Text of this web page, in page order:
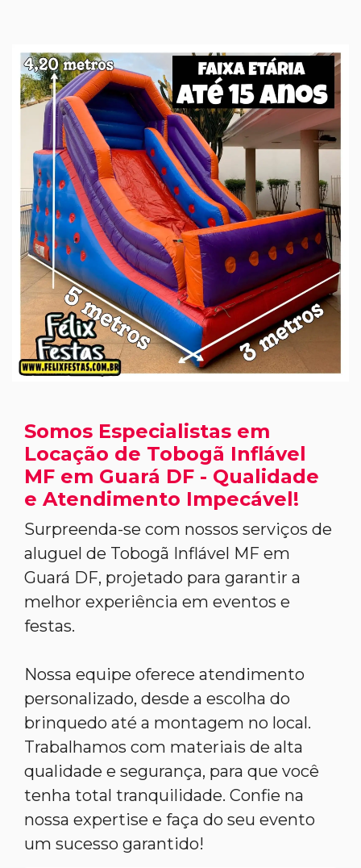
Somos Especialistas em
Locação de Tobogã Inflável
MF em Guará DF - Qualidade
e Atendimento Impecável!
Surpreenda-se com nossos serviços de
aluguel de Tobogã Inflável MF em
Guará DF, projetado para garantir a
melhor experiência em eventos e
festas.
Nossa equipe oferece atendimento
personalizado, desde a escolha do
brinquedo até a montagem no local.
Trabalhamos com materiais de alta
qualidade e segurança, para que você
tenha total tranquilidade. Confie na
nossa expertise e faça do seu evento
um sucesso garantido!